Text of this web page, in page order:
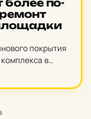
более по­
покрытия
в